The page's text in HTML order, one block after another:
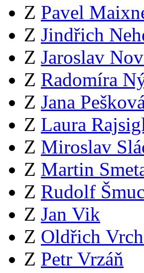
Z Pavel
Z Jindřich
Z Jaroslav
Z Radomíra
Z Jana
Z Laura
Z Miroslav
Z Martin
Z Rudolf
Z Jan Vik
Z Oldřich
Z Petr Vrzáň